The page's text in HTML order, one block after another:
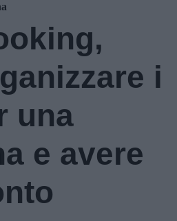
i
una
e avere